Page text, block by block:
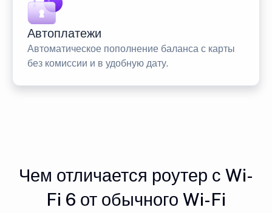
Автоплатежи
Автоматическое пополнение баланса с карты
без комиссии и в удобную дату.
Чем отличается роутер с Wi-
Fi 6 от обычного Wi-Fi